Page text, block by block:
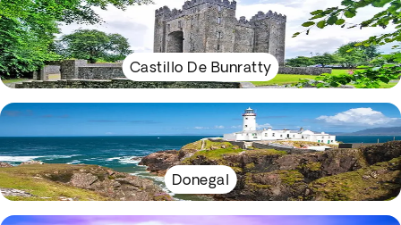
Castillo De Bunratty
Donegal